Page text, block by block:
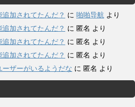
追加されてたんだ？ に 啪啪导航 より
追加されてたんだ？ に 匿名 より
追加されてたんだ？ に 匿名 より
追加されてたんだ？ に 匿名 より
ーザーがいるようだな に 匿名 より